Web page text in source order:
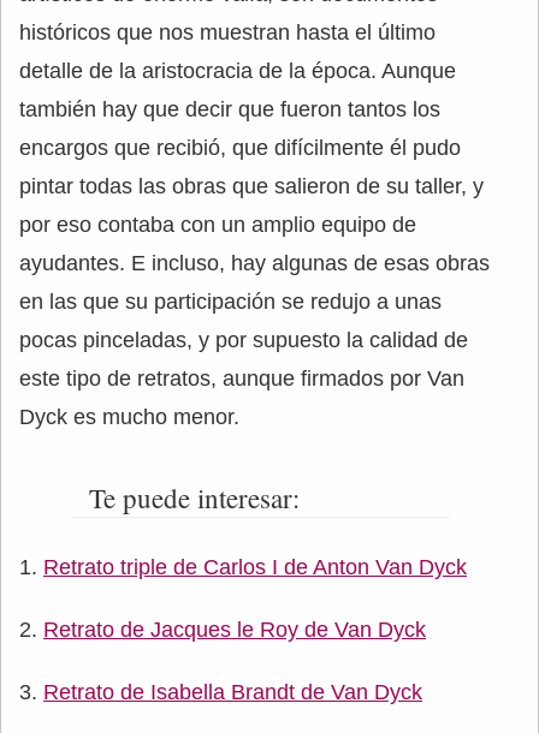
históricos que nos muestran hasta el último
detalle de la aristocracia de la época. Aunque
también hay que decir que fueron tantos los
encargos que recibió, que difícilmente él pudo
pintar todas las obras que salieron de su taller, y
por eso contaba con un amplio equipo de
ayudantes. E incluso, hay algunas de esas obras
en las que su participación se redujo a unas
pocas pinceladas, y por supuesto la calidad de
este tipo de retratos, aunque firmados por Van
Dyck es mucho menor.
Te puede interesar:
Retrato triple de Carlos I de Anton Van Dyck
Retrato de Jacques le Roy de Van Dyck
Retrato de Isabella Brandt de Van Dyck